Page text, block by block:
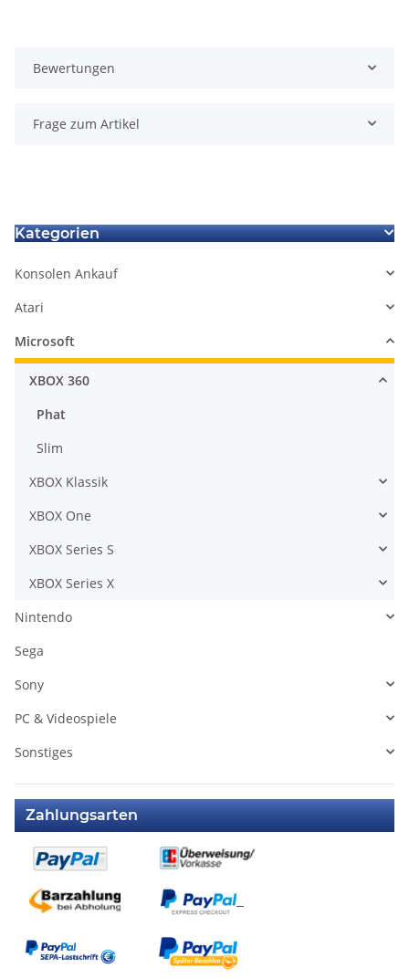
Bewertungen
Frage zum Artikel
Kategorien
Konsolen Ankauf
Atari
Microsoft
XBOX 360
Phat
Slim
XBOX Klassik
XBOX One
XBOX Series S
XBOX Series X
Nintendo
Sega
Sony
PC & Videospiele
Sonstiges
Zahlungsarten